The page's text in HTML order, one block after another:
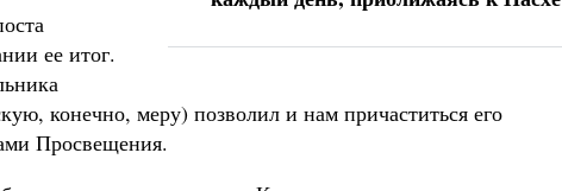
ее итог.
конечно, меру) позволил и нам причаститься его
Просвещения.